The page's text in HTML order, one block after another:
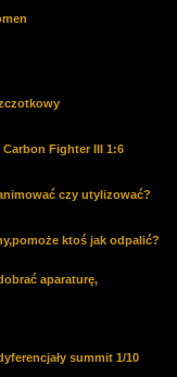
Fighter III 1:6
czy utylizować?
ktoś jak odpalić?
aparaturę,
summit 1/10